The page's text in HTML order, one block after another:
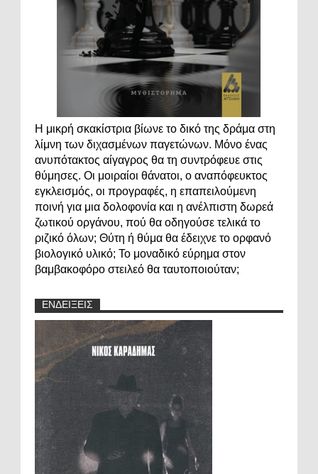
Η μικρή σκακίστρια βίωνε το δικό της δράμα στη
λίμνη των διχασμένων παγετώνων. Μόνο ένας
ανυπότακτος αίγαγρος θα τη συντρόφευε στις
θύμησες. Οι μοιραίοι θάνατοι, ο αναπόφευκτος
εγκλεισμός, οι προγραφές, η επαπειλούμενη
ποινή για μια δολοφονία και η ανέλπιστη δωρεά
ζωτικού οργάνου, πού θα οδηγούσε τελικά το
ριζικό όλων; Θύτη ή θύμα θα έδειχνε το ορφανό
βιολογικό υλικό; Το μοναδικό εύρημα στον
βαμβακοφόρο στειλεό θα ταυτοποιούταν;
ΕΝΔΕΙΞΕΙΣ